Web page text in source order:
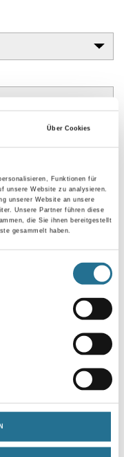
Über Cookies
Funktionen für
unsere Website zu analysieren.
unserer Website an unsere
Unsere Partner führen diese
die Sie ihnen bereitgestellt
gesammelt haben.